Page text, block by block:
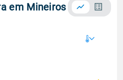
em Mineiros